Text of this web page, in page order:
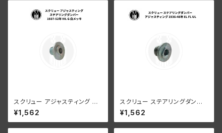
スクリュー アジャスティング ス
テアリングダンパー ハーレーダ
ビッドソン 1937-52年 WL G
白メッキ
¥1,562
スクリュー ステアリングダンパ
ー アジャスティング用 1936-4
8年 EL FL UL
¥1,562